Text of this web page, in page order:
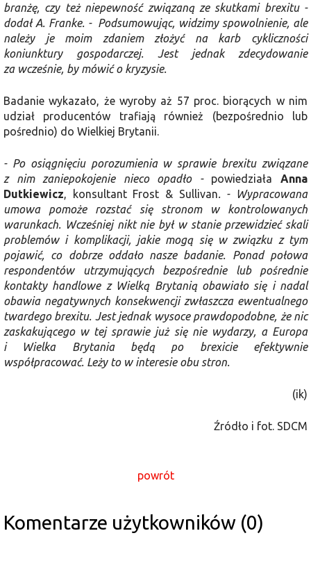
branżę, czy też niepewność związaną ze skutkami brexitu -
dodał A. Franke. - Podsumowując, widzimy spowolnienie, ale
należy je moim zdaniem złożyć na karb cykliczności
koniunktury gospodarczej. Jest jednak zdecydowanie
za wcześnie, by mówić o kryzysie.
Badanie wykazało, że wyroby aż 57 proc. biorących w nim
udział producentów trafiają również (bezpośrednio lub
pośrednio) do Wielkiej Brytanii.
- Po osiągnięciu porozumienia w sprawie brexitu związane
z nim zaniepokojenie nieco opadło - powiedziałaAnna
Dutkiewicz, konsultant Frost & Sullivan. - Wypracowana
umowa pomoże rozstać się stronom w kontrolowanych
warunkach. Wcześniej nikt nie był w stanie przewidzieć skali
problemów i komplikacji, jakie mogą się w związku z tym
pojawić, co dobrze oddało nasze badanie. Ponad połowa
respondentów utrzymujących bezpośrednie lub pośrednie
kontakty handlowe z Wielką Brytanią obawiało się i nadal
obawia negatywnych konsekwencji zwłaszcza ewentualnego
twardego brexitu. Jest jednak wysoce prawdopodobne, że nic
zaskakującego w tej sprawie już się nie wydarzy, a Europa
i Wielka Brytania będą po brexicie efektywnie
współpracować. Leży to w interesie obu stron.
(ik)
Źródło i fot. SDCM
powrót
Komentarze użytkowników (0)